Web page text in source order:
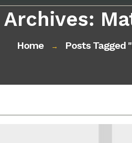
Archives:
Home → Posts Tagged